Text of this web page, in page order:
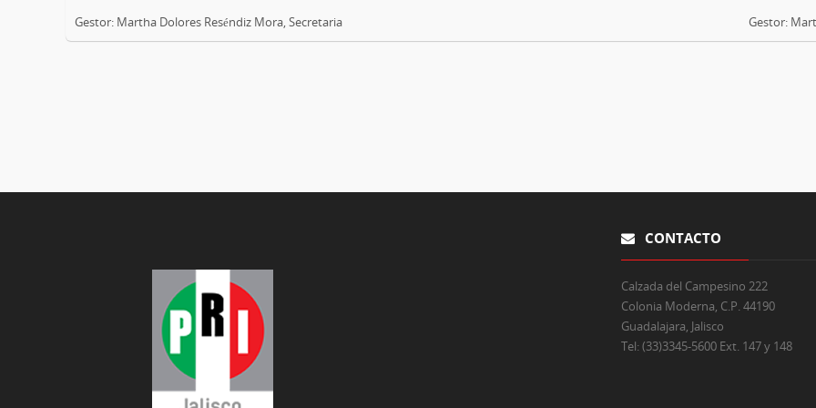
Gestor: Martha Dolores Reséndiz Mora, Secretaria Gestor:
CONTACTO
Calzada del Campesino 222
Colonia Moderna, C.P. 44190
Guadalajara, Jalisco
Tel:(33)3345-5600 Ext. 147 y 148